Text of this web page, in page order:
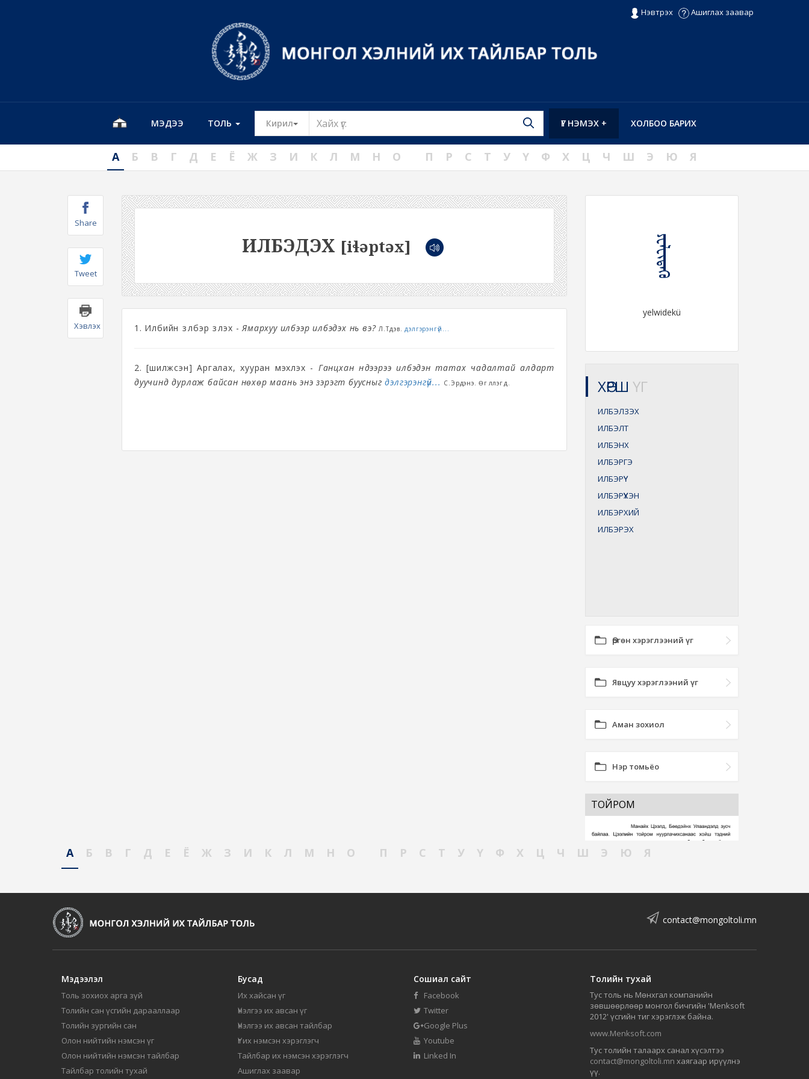
Нэвтрэх Ашиглах заавар
МЭДЭЭ ТОЛЬ Кирил Toggle Dropdown ХОЛБОО БАРИХ
ҮГ НЭМЭХ +
А Б В Г Д Е Ё Ж З И К Л М Н О П Р С Т У Ү Ф Х Ц Ч Ш Э Ю Я
Share
Tweet
Хэвлэх
ИЛБЭДЭХ [iɬəptəx]
1. Илбийн үзүүлбэр үзүүлэх -Ямархуу илбээр илбэдэх нь вэ? Л.Түдэв.дэлгэрэнгүй...
2. [шилжсэн] Аргалах, хууран мэхлэх - Ганцхан нүдээрээ илбэдэн татах чадалтай алдарт
дуучинд дурлаж байсан нөхөр маань энэ зэрэгт буусныгдэлгэрэнгүй... С.Эрдэнэ. Өгүүллэгүүд.
ᠶᠧᠯᠸᠢᠳᠡᠬᠦ
yelwidekü
ХӨРШ ҮГ
ИЛБЭЛЗЭХ
ИЛБЭЛТ
ИЛБЭНХ
ИЛБЭРГЭ
ИЛБЭРҮҮ
ИЛБЭРҮҮХЭН
ИЛБЭРХИЙ
ИЛБЭРЭХ
Өргөн хэрэглээний үг
Явцуу хэрэглээний үг
Аман зохиол
Нэр томьёо
ТОЙРОМ
А Б В Г Д Е Ё Ж З И К Л М Н О П Р С Т У Ү Ф Х Ц Ч Ш Э Ю Я
contact@mongoltoli.mn
Мэдээлэл
Толь зохиох арга зүй
Толийн сан үсгийн дарааллаар
Толийн зургийн сан
Олон нийтийн нэмсэн үг
Олон нийтийн нэмсэн тайлбар
Тайлбар толийн тухай
Бусад
Их хайсан үг
Үнэлгээ их авсан үг
Үнэлгээ их авсан тайлбар
Үг их нэмсэн хэрэглэгч
Тайлбар их нэмсэн хэрэглэгч
Ашиглах заавар
Сошиал сайт
Facebook
Twitter
Google Plus
Youtube
Linked In
Толийн тухай
Тус толь нь Мөнхгал компанийн
зөвшөөрлөөр монгол бичгийн 'Menksoft
2012' үсгийн тиг хэрэглэж байна.
www.Menksoft.com
Тус толийн талаарх санал хүсэлтээ
contact@mongoltoli.mn хаягаар ирүүлнэ
үү.